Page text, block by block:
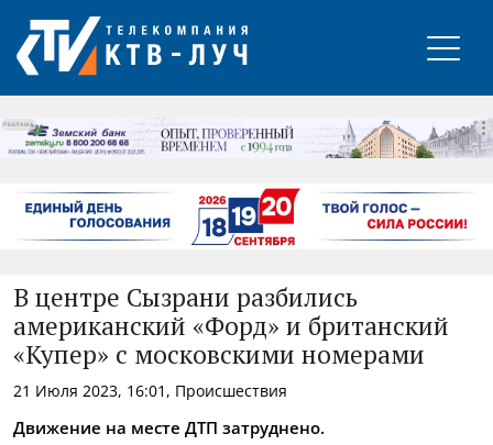
РЕКЛАМА
В центре Сызрани разбились
американский «Форд» и британский
«Купер» с московскими номерами
21 Июля 2023, 16:01, Происшествия
Движение на месте ДТП затруднено.